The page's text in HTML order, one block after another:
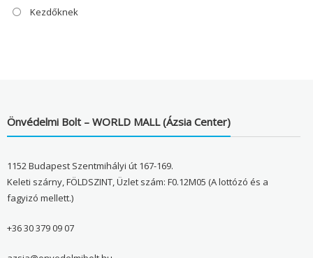
Kezdőknek
Önvédelmi Bolt – WORLD MALL (Ázsia Center)
1152 Budapest Szentmihályi út 167-169.
Keleti szárny, FÖLDSZINT, Üzlet szám: F0.12M05 (A lottózó és a
fagyizó mellett.)
+36 30 379 09 07